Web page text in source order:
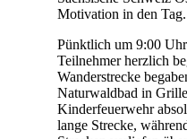
Motivation in den Tag.
Pünktlich um 9:00
Teilnehmer herzlich
Wanderstrecke
Naturwaldbad in
Kinderfeuerwehr
lange Strecke,